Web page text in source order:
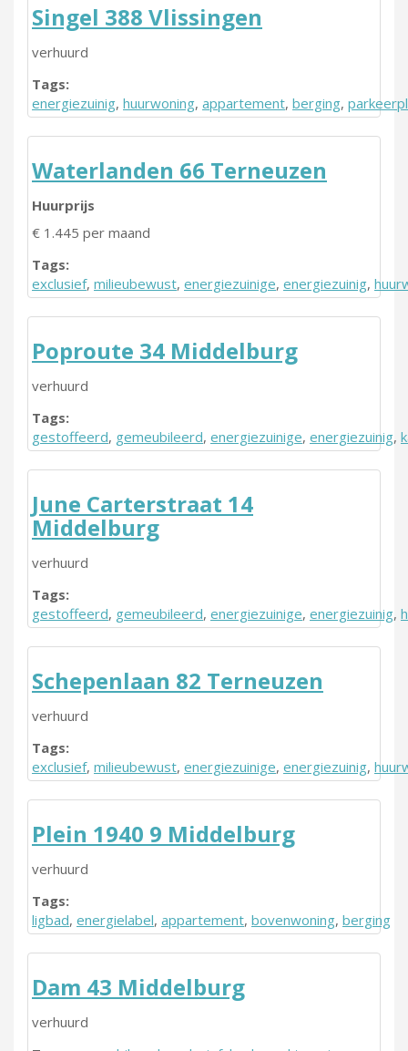
Singel 388 Vlissingen
verhuurd
Tags:
energiezuinig, huurwoning, appartement, berging,
Waterlanden 66 Terneuzen
Huurprijs
€ 1.445 per maand
Tags:
exclusief, milieubewust, energiezuinige, energiezuinig,
Poproute 34 Middelburg
verhuurd
Tags:
gestoffeerd, gemeubileerd, energiezuinige, energiezuinig,
June Carterstraat 14
Middelburg
verhuurd
Tags:
gestoffeerd, gemeubileerd, energiezuinige, energiezuinig,
Schepenlaan 82 Terneuzen
verhuurd
Tags:
exclusief, milieubewust, energiezuinige, energiezuinig,
Plein 1940 9 Middelburg
verhuurd
Tags:
ligbad, energielabel, appartement, bovenwoning, berging
Dam 43 Middelburg
verhuurd